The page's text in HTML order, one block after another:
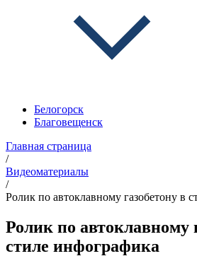
Белогорск
Благовещенск
Главная страница
/
Видеоматериалы
/
Ролик по автоклавному газобетону в
Ролик по автоклавному
стиле инфографика